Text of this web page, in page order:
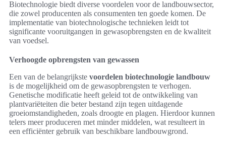
Biotechnologie biedt diverse voordelen voor de landbouwsector,
die zowel producenten als consumenten ten goede komen. De
implementatie van biotechnologische technieken leidt tot
significante vooruitgangen in gewasopbrengsten en de kwaliteit
van voedsel.
Verhoogde opbrengsten van gewassen
Een van de belangrijkste voordelen biotechnologie landbouw
is de mogelijkheid om de gewasopbrengsten te verhogen.
Genetische modificatie heeft geleid tot de ontwikkeling van
plantvariëteiten die beter bestand zijn tegen uitdagende
groeiomstandigheden, zoals droogte en plagen. Hierdoor kunnen
telers meer produceren met minder middelen, wat resulteert in
een efficiënter gebruik van beschikbare landbouwgrond.